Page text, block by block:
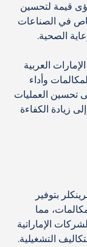
قيمة لتحسين
في الصناعات
الصحية.
العربية
وأداء
تحسين العمليات
زيادة الكفاءة
بتوفير
مما
الإماراتية
التشغيلية.